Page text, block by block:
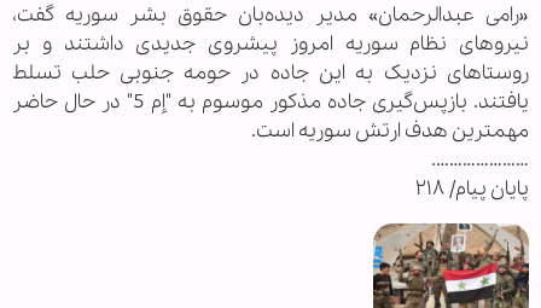
«رامی عبدالرحمان» مدیر دیده‌بان حقوق بشر سوریه گفت،
نیروهای نظام سوریه امروز پیشروی جدیدی داشتند و بر
روستاهای نزدیک به این جاده در حومه جنوبی حلب تسلط
یافتند. بازپس‌گیری جاده مذکور موسوم به "إم 5" در حال حاضر
مهمترین هدف ارتش سوریه است.
………………….
پایان پیام/ ۲۱۸